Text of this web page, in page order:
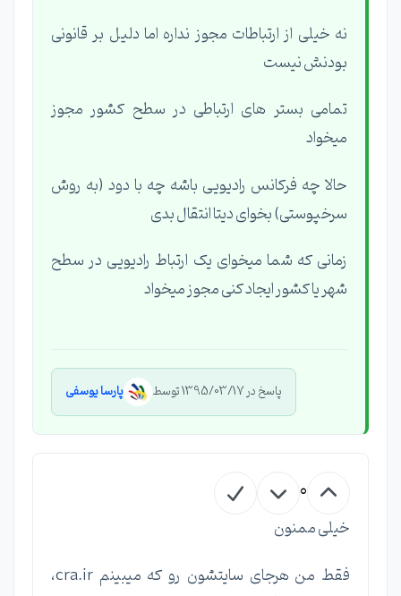
نه خیلی از ارتباطات مجوز نداره اما دلیل بر قانونی
بودنش نیست
تمامی بستر های ارتباطی در سطح کشور مجوز
میخواد
حالا چه فرکانس رادیویی باشه چه با دود (به روش
سرخپوستی) بخوای دیتا انتقال بدی
زمانی که شما میخوای یک ارتباط رادیویی در سطح
شهر یا کشور ایجاد کنی مجوز میخواد
پاسخ در 1395/03/17 توسط پارسا یوسفی
0
خیلی ممنون
فقط من هرجای سایتشون رو که میبینم cra.ir،